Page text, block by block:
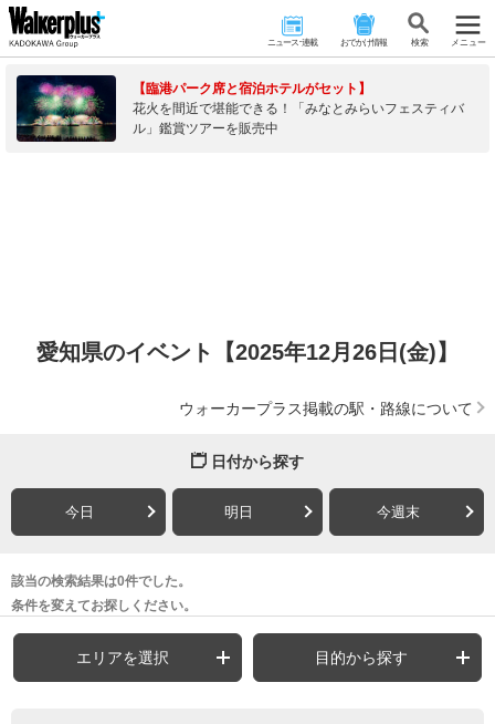
ニュース･連載 おでかけ情報 検 索 メニュー
【臨港パーク席と宿泊ホテルがセット】
花火を間近で堪能できる！「みなとみらいフェスティバ
ル」鑑賞ツアーを販売中
愛知県のイベント【2025年12月26日(金)】
ウォーカープラス掲載の駅・路線について
日付から探す
今日 明日 今週末
該当の検索結果は0件でした。
条件を変えてお探しください。
エリアを選択 目的から探す